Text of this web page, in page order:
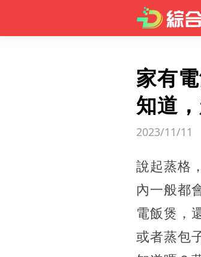
家有
知道
2023/11/11
說起蒸格
內一般都
電飯煲，
或者蒸包